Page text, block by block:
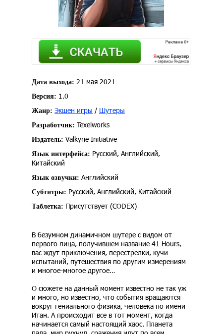
Дата выхода: 21 мая 2021
Версия: 1.0
Жанр: Экшен игры / Шутеры
Разработчик: Texelworks
Издатель: Valkyrie Initiative
Язык интерфейса: Русский, Английский,
Китайский
Язык озвучки: Английский
Субтитры: Русский, Английский, Китайский
Таблетка: Присутствует (CODEX)
В безумном динамичном шутере с видом от
первого лица, получившем название 41 Hours,
вас ждут приключения, перестрелки, кучи
испытаний, путешествия по другим измерениям
и многое-многое другое…
О сюжете на данный момент известно не так уж
и много, но известно, что события вращаются
вокруг гениального физика, человека по имени
Итан. А происходит все в тот момент, когда
начинается самый настоящий хаос. Планета